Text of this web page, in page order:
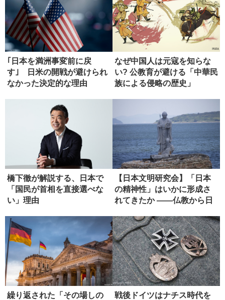
｢日本を満洲事変前に戻
す｣ 日米の開戦が避けられ
なかった決定的な理由
なぜ中国人は元寇を知らな
い? 公教育が避ける「中華民
族による侵略の歴史」
橋下徹が解説する、日本で
「国民が首相を直接選べな
い」理由
【日本文明研究会】「日本
の精神性」はいかに形成さ
れてきたか ――仏教から日
繰り返された「その場しの
戦後ドイツはナチス時代を